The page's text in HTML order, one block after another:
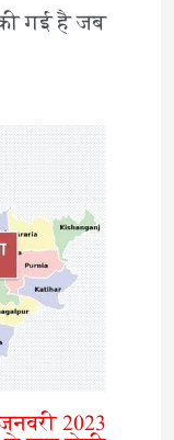
गई है जब…
2023